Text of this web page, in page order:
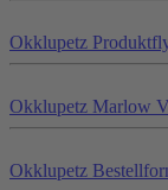
Okklupetz
Okklupetz Marlow
Okklupetz